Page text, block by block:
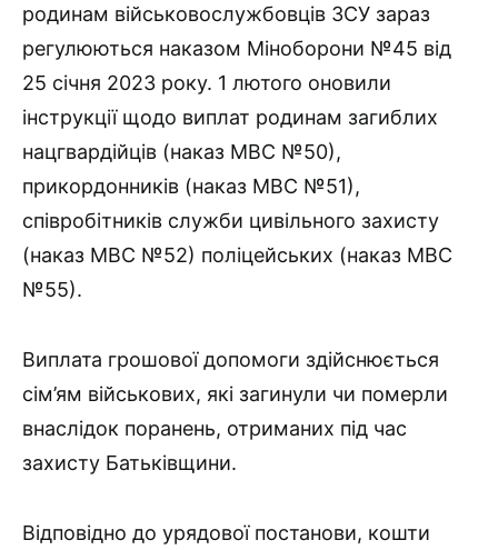
родинам військовослужбовців ЗСУ зараз
регулюються наказом Міноборони №45 від
25 січня 2023 року. 1 лютого оновили
інструкції щодо виплат родинам загиблих
нацгвардійців (наказ МВС №50),
прикордонників (наказ МВС №51),
співробітників служби цивільного захисту
(наказ МВС №52) поліцейських (наказ МВС
№55).
Виплата грошової допомоги здійснюється
сім’ям військових, які загинули чи померли
внаслідок поранень, отриманих під час
захисту Батьківщини.
Відповідно до урядової постанови, кошти